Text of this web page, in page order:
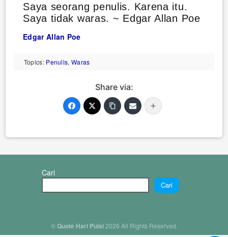
Saya seorang penulis. Karena itu.
Saya tidak waras. ~ Edgar Allan Poe
Edgar Allan Poe
Topics: Penulis, Waras
Share via:
Cari
Cari
©Quote Hari Puisi2026 All Rights Reserved.